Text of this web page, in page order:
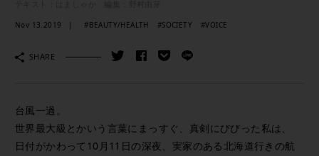
Nov 13.2019 #BEAUTY/HEALTH #SOCIETY #VOICE
SHARE
台風一過。
世界最大級とかいう言葉にまっすぐ、真剣にびびった私は、
日付がかわって10月11日の深夜、実家のある北海道行きの航